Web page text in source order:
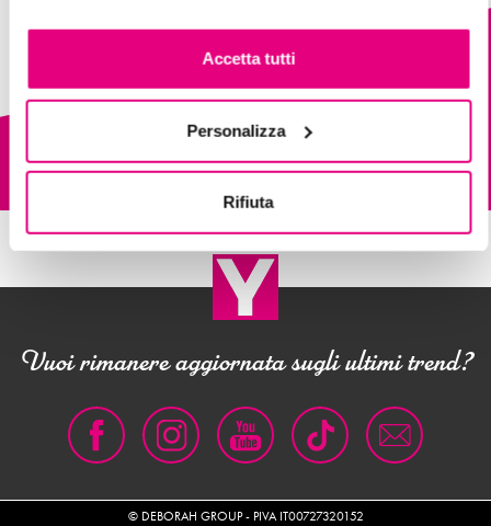
Accetta tutti
Personalizza
Rifiuta
Scopri deBBY
Vuoi rimanere aggiornata sugli ultimi trend?
© DEBORAH GROUP - PIVA IT00727320152